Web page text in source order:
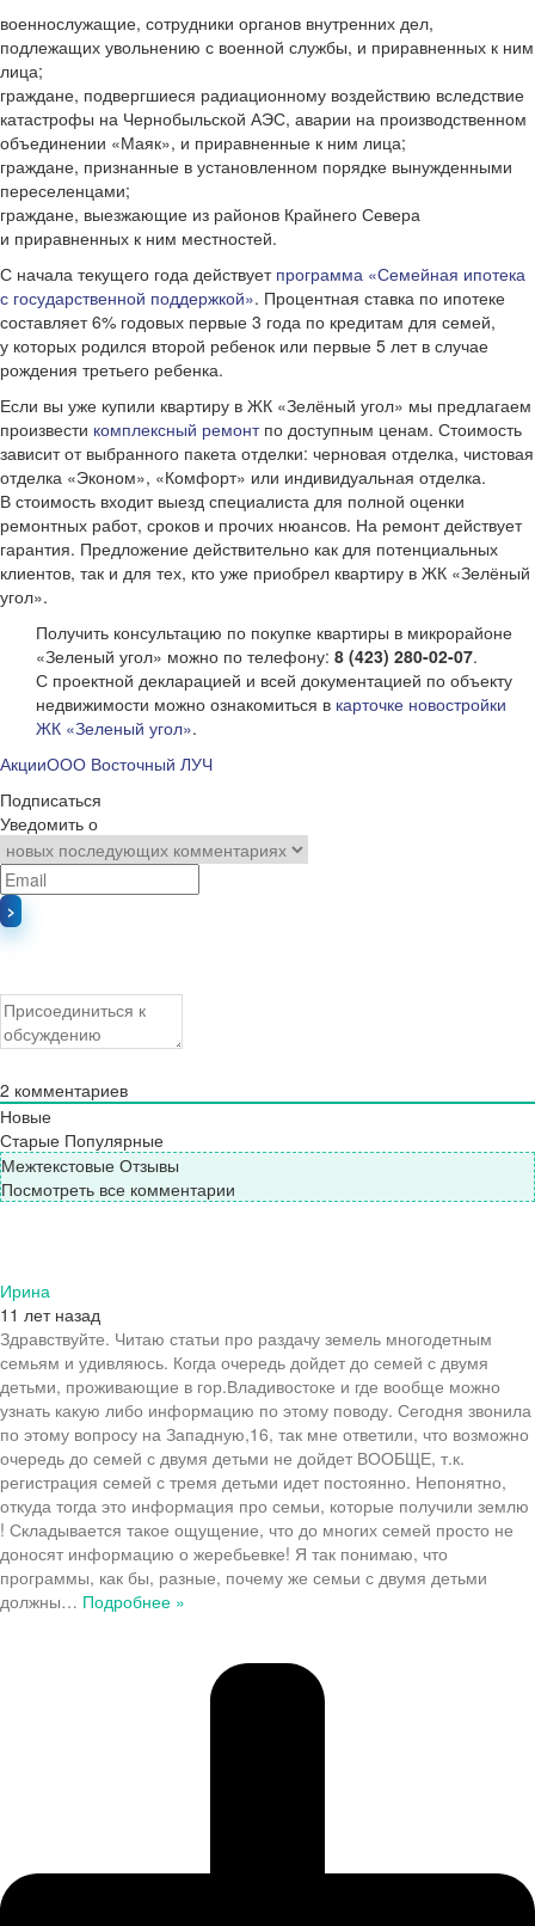
военнослужащие, сотрудники органов внутренних дел,
подлежащих увольнению с военной службы, и приравненных к ним
лица;
граждане, подвергшиеся радиационному воздействию вследствие
катастрофы на Чернобыльской АЭС, аварии на производственном
объединении «Маяк», и приравненные к ним лица;
граждане, признанные в установленном порядке вынужденными
переселенцами;
граждане, выезжающие из районов Крайнего Севера
и приравненных к ним местностей.
С начала текущего года действует программа «Семейная ипотека
с государственной поддержкой». Процентная ставка по ипотеке
составляет 6% годовых первые 3 года по кредитам для семей,
у которых родился второй ребенок или первые 5 лет в случае
рождения третьего ребенка.
Если вы уже купили квартиру в ЖК «Зелёный угол» мы предлагаем
произвести комплексный ремонтпо доступным ценам. Стоимость
зависит от выбранного пакета отделки: черновая отделка, чистовая
отделка «Эконом», «Комфорт» или индивидуальная отделка.
В стоимость входит выезд специалиста для полной оценки
ремонтных работ, сроков и прочих нюансов. На ремонт действует
гарантия. Предложение действительно как для потенциальных
клиентов, так и для тех, кто уже приобрел квартиру в ЖК «Зелёный
угол».
Получить консультацию по покупке квартиры в микрорайоне
«Зеленый угол» можно по телефону: 8 (423) 280-02-07.
С проектной декларацией и всей документацией по объекту
недвижимости можно ознакомиться в карточке новостройки
ЖК «Зеленый угол».
АкцииООО Восточный ЛУЧ
Подписаться
Уведомить о
2 комментариев
Новые
Старые Популярные
Межтекстовые Отзывы
Посмотреть все комментарии
Ирина
11 лет назад
Здравствуйте. Читаю статьи про раздачу земель многодетным
семьям и удивляюсь. Когда очередь дойдет до семей с двумя
детьми, проживающие в гор.Владивостоке и где вообще можно
узнать какую либо информацию по этому поводу. Сегодня звонила
по этому вопросу на Западную,16, так мне ответили, что возможно
очередь до семей с двумя детьми не дойдет ВООБЩЕ, т.к.
регистрация семей с тремя детьми идет постоянно. Непонятно,
откуда тогда это информация про семьи, которые получили землю
! Складывается такое ощущение, что до многих семей просто не
доносят информацию о жеребьевке! Я так понимаю, что
программы, как бы, разные, почему же семьи с двумя детьми
должны… Подробнее »